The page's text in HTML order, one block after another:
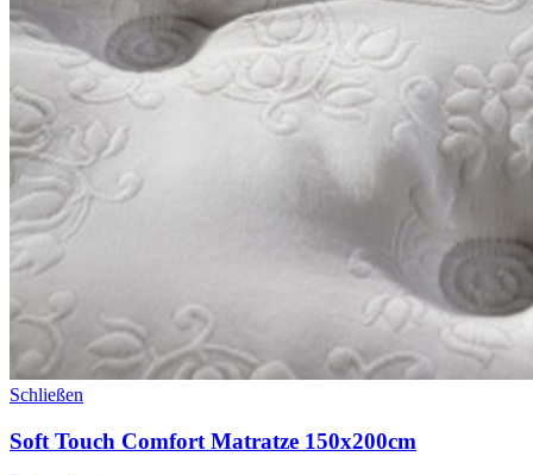
Schließen
Soft Touch Comfort Matratze 150x200cm